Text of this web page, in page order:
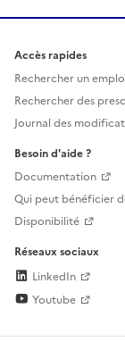
Accès rapides
Rechercher un
Rechercher des
Journal des
Besoin d'aide ?
Documentation
Qui peut bénéficier
Disponibilité
Réseaux sociaux
LinkedIn
Youtube